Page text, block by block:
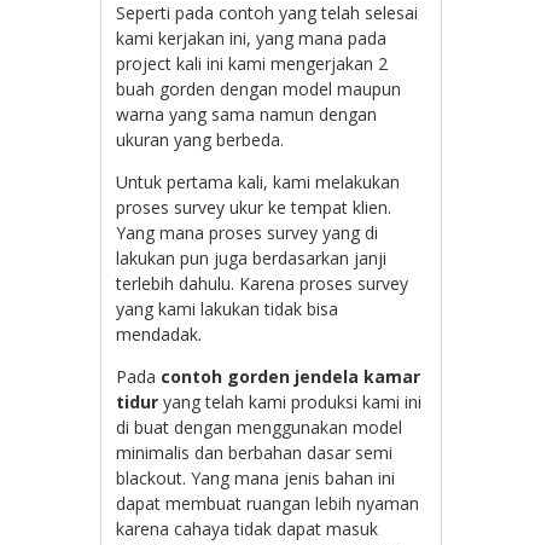
Seperti pada contoh yang telah selesai
kami kerjakan ini, yang mana pada
project kali ini kami mengerjakan 2
buah gorden dengan model maupun
warna yang sama namun dengan
ukuran yang berbeda.
Untuk pertama kali, kami melakukan
proses survey ukur ke tempat klien.
Yang mana proses survey yang di
lakukan pun juga berdasarkan janji
terlebih dahulu. Karena proses survey
yang kami lakukan tidak bisa
mendadak.
Pada contoh gorden jendela kamar
tidur yang telah kami produksi kami ini
di buat dengan menggunakan model
minimalis dan berbahan dasar semi
blackout. Yang mana jenis bahan ini
dapat membuat ruangan lebih nyaman
karena cahaya tidak dapat masuk